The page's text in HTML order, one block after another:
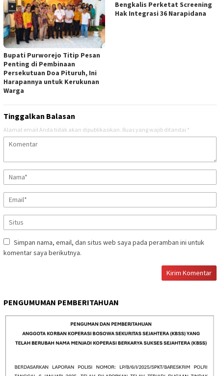
Bupati Purworejo Titip Pesan
Penting di Pembinaan
Persekutuan Doa Pituruh, Ini
Harapannya untuk Kerukunan
Warga
Bengkalis Perketat Screening
Hak Integrasi 36 Narapidana
Tinggalkan Balasan
Alamat email Anda tidak akan dipublikasikan. Ruas yang wajib ditandai *
Simpan nama, email, dan situs web saya pada peramban ini untuk
komentar saya berikutnya.
PENGUMUMAN PEMBERITAHUAN